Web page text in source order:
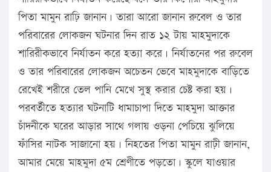
পিতা মামুন রাঢ়ি জানান। তারা আরো জানান রুবেল ও তার
পরিবারের লোকজন ঘটনার দিন রাত ১২ টায় মাহমুদাকে
শারিরীকভাবে নির্যাতন করে হত্যা করে। নির্যাতনের পর রুবেল
ও তার পরিবারের লোকজন অচেতন ভেবে মাহমুদাকে বাড়িতে
রেখেই শরীরে তেল পানি মেখে সুস্থ করার চেষ্ট করা হয়।
পরবর্তীতে হত্যার ঘটনাটি ধামাচাপা দিতে মাহমুদা আক্তার
চাঁদনীকে ঘরের আড়ার সাথে গলায় ওড়না পেচিয়ে ঝুলিয়ে
ফাঁসির নাটক সাজানো হয়। নিহতের পিতা মামুন রাঢ়ী জানান,
আমার মেয়ে মাহমুদা ৫ম শ্রেণীতে পড়তো। স্কুলে যাওয়ার